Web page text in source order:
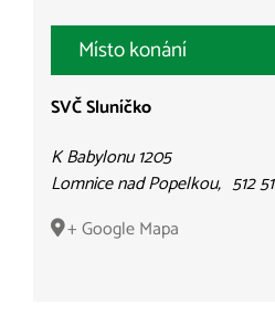
Místo konání
SVČ Sluníčko
K Babylonu 1205
Lomnice nad Popelkou, 512 51
+ Google Mapa